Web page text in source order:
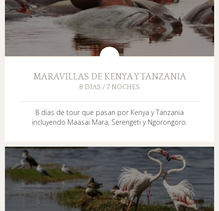
MARAVILLAS DE KENYA Y TANZANIA
8 DIAS / 7 NOCHES
8 dias de tour que pasan por Kenya y Tanzania
incluyendo Maasai Mara, Serengeti y Ngorongoro.